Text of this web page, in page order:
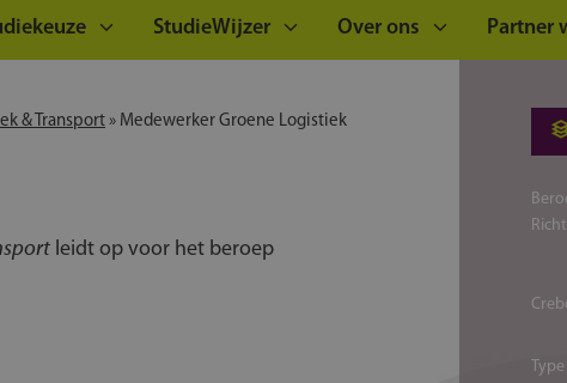
StudieWijzer Over ons Partner
& Transport » Medewerker Groene Logistiek
leidt op voor het beroep
Type